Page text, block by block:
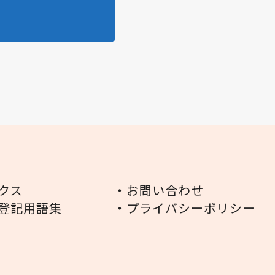
ス
記用語集
・お問い合わせ
・プライバシーポリシー